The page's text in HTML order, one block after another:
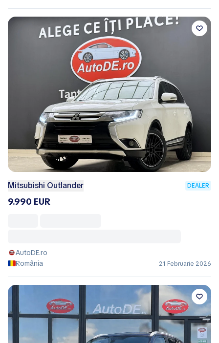
Mitsubishi Outlander DEALER
9.990 EUR
AutoDE.ro
România
21 Februarie 2026